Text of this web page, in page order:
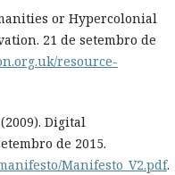
or Hypercolonial
21 de setembro de
resource-
Digital
de 2015.
Manifesto_V2.pdf.